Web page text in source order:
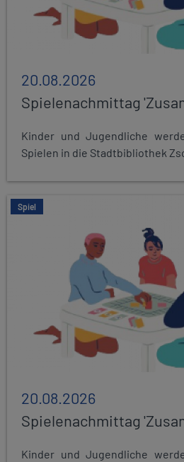
20.08.2026
Spielenachmittag
Kinder und Jugendliche
Spielen in die Stadtbibliothek
Spiel
20.08.2026
Spielenachmittag
Kinder und Jugendliche